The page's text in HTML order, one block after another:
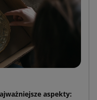
aspekty: